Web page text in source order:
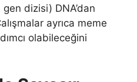
dizisi) DNA’dan
ayrıca meme
olabileceğini